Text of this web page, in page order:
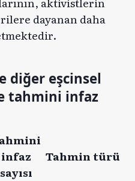
dayanan daha
diğer eşcinsel
tahmini infaz
infaz
sayısı
Tahmin türü